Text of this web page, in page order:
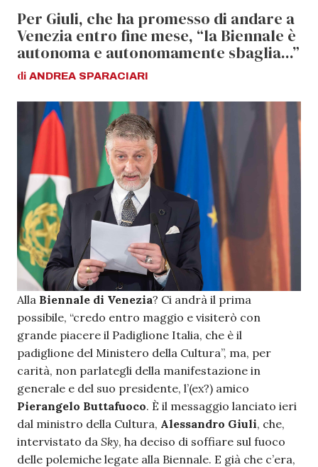
Per Giuli, che ha promesso di andare a
Venezia entro fine mese, “la Biennale è
autonoma e autonomamente sbaglia...”
di ANDREA SPARACIARI
Alla Biennale di Venezia? Ci andrà il prima
possibile, “credo entro maggio e visiterò con
grande piacere il Padiglione Italia, che è il
padiglione del Ministero della Cultura”, ma, per
carità, non parlategli della manifestazione in
generale e del suo presidente, l’(ex?) amico
Pierangelo Buttafuoco. È il messaggio lanciato ieri
dal ministro della Cultura, Alessandro Giuli, che,
intervistato da Sky, ha deciso di soffiare sul fuoco
delle polemiche legate alla Biennale. E già che c’era,